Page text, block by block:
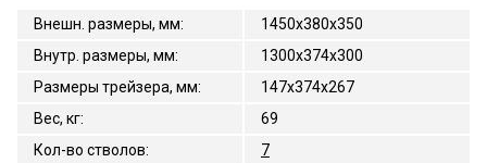
Внешн. размеры, мм:
1450x380x350
Внутр. размеры, мм:
1300x374x300
Размеры трейзера, мм:
147x374x267
Вес, кг:
69
Кол-во стволов:
7